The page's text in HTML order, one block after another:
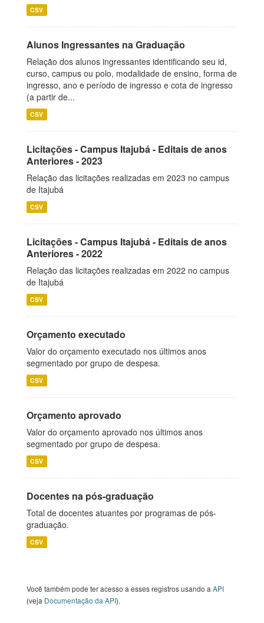
CSV
Alunos Ingressantes na Graduação
Relação dos alunos ingressantes identificando seu id,
curso, campus ou polo, modalidade de ensino, forma de
ingresso, ano e período de ingresso e cota de ingresso
(a partir de...
CSV
Licitações - Campus Itajubá - Editais de anos
Anteriores - 2023
Relação das licitações realizadas em 2023 no campus
de Itajubá
CSV
Licitações - Campus Itajubá - Editais de anos
Anteriores - 2022
Relação das licitações realizadas em 2022 no campus
de Itajubá
CSV
Orçamento executado
Valor do orçamento executado nos últimos anos
segmentado por grupo de despesa.
CSV
Orçamento aprovado
Valor do orçamento aprovado nos últimos anos
segmentado por grupo de despesa.
CSV
Docentes na pós-graduação
Total de docentes atuantes por programas de pós-
graduação.
CSV
Você também pode ter acesso a esses registros usando a API
(veja Documentação da API).